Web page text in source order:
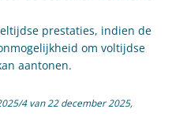
prestaties, indien de
om voltijdse
aantonen.
4 van 22 december 2025,